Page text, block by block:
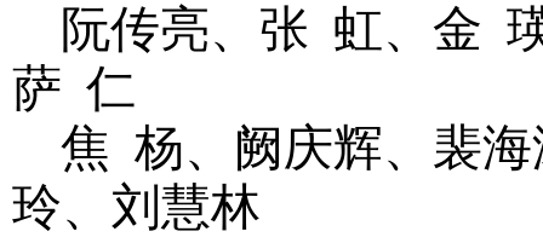
阮传亮、张 虹、金
萨 仁
焦 杨、阙庆辉、裴
玲、刘慧林